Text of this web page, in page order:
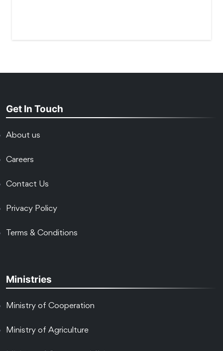
Get In Touch
About us
Careers
Contact Us
Privacy Policy
Terms & Conditions
Ministries
Ministry of Cooperation
Ministry of Agriculture